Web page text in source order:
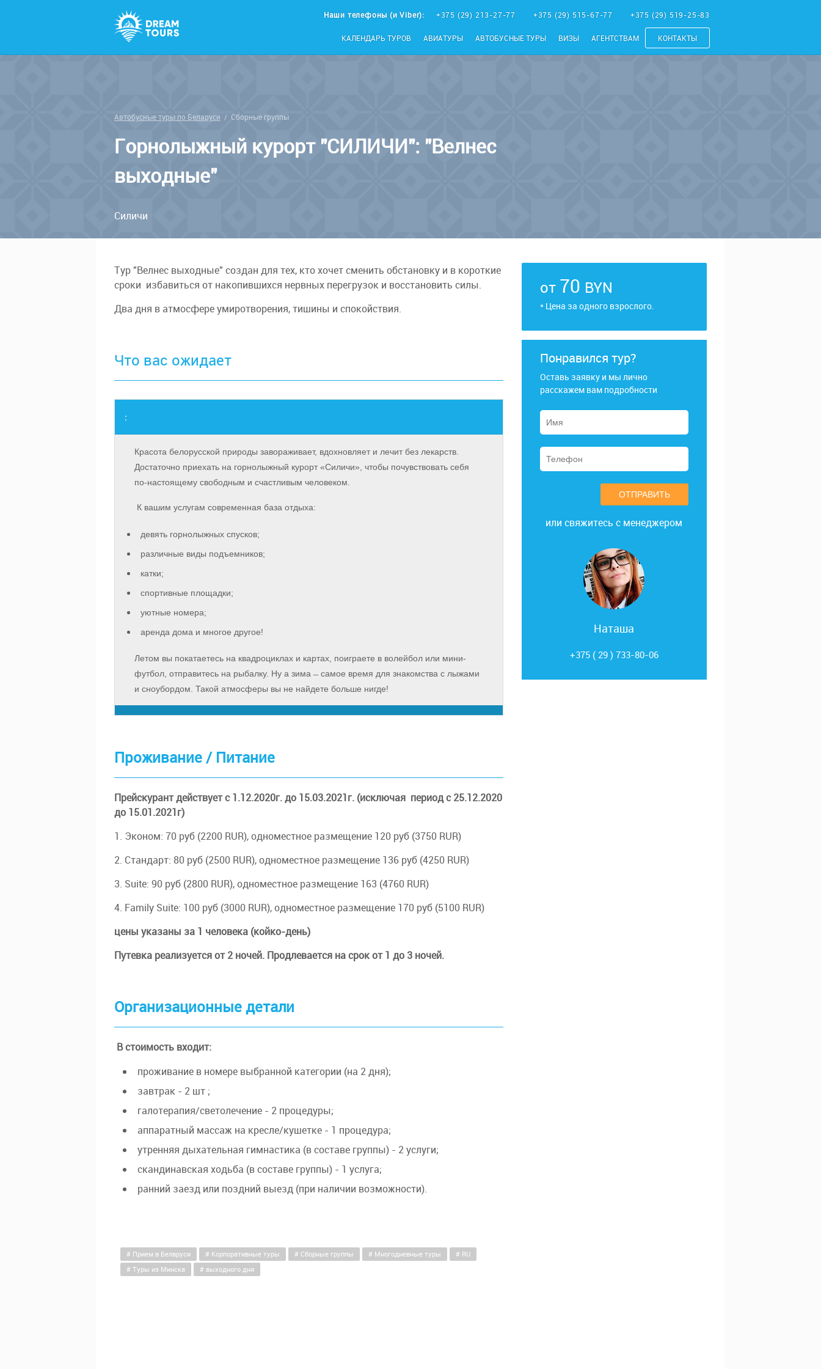
Наши телефоны (и Viber): +375 (29) 213-27-77 +375 (29) 515-67-77 +375 (29) 519-25-83
КАЛЕНДАРЬ ТУРОВ АВИАТУРЫ АВТОБУСНЫЕ ТУРЫ ВИЗЫ АГЕНТСТВАМ КОНТАКТЫ
Автобусные туры по Беларуси / Сборные группы
Горнолыжный курорт "СИЛИЧИ": "Велнес
выходные"
Силичи
Тур "Велнес выходные" создан для тех, кто хочет сменить обстановку и в короткие
сроки избавиться от накопившихся нервных перегрузок и восстановить силы.
Два дня в атмосфере умиротворения, тишины и спокойствия.
Что вас ожидает
:
Красота белорусской природы завораживает, вдохновляет и лечит без лекарств.
Достаточно приехать на горнолыжный курорт «Силичи», чтобы почувствовать себя
по-настоящему свободным и счастливым человеком.
К вашим услугам современная база отдыха:
девять горнолыжных спусков;
различные виды подъемников;
катки;
спортивные площадки;
уютные номера;
аренда дома и многое другое!
Летом вы покатаетесь на квадроциклах и картах, поиграете в волейбол или мини-
футбол, отправитесь на рыбалку. Ну а зима ̶ самое время для знакомства с лыжами
и сноубордом. Такой атмосферы вы не найдете больше нигде!
от 70 BYN
* Цена за одного взрослого.
Понравился тур?
Оставь заявку и мы лично
расскажем вам подробности
ОТПРАВИТЬ
или свяжитесь с менеджером
Наташа
+375 ( 29 ) 733-80-06
Проживание / Питание
Прейскурант действует с 1.12.2020г. до 15.03.2021г. (исключая период с 25.12.2020
до 15.01.2021г)
1. Эконом: 70 руб (2200 RUR), одноместное размещение 120 руб (3750 RUR)
2. Стандарт: 80 руб (2500 RUR), одноместное размещение 136 руб (4250 RUR)
3. Suite: 90 руб (2800 RUR), одноместное размещение 163 (4760 RUR)
4. Family Suite: 100 руб (3000 RUR), одноместное размещение 170 руб (5100 RUR)
цены указаны за 1 человека (койко-день)
Путевка реализуется от 2 ночей. Продлевается на срок от 1 до 3 ночей.
Организационные детали
В стоимость входит:
проживание в номере выбранной категории (на 2 дня);
завтрак - 2 шт ;
галотерапия/светолечение - 2 процедуры;
аппаратный массаж на кресле/кушетке - 1 процедура;
утренняя дыхательная гимнастика (в составе группы) - 2 услуги;
скандинавская ходьба (в составе группы) - 1 услуга;
ранний заезд или поздний выезд (при наличии возможности).
Прием в Беларуси Корпоративные туры Сборные группы Многодневные туры
RU
Туры из Минска
выходного дня